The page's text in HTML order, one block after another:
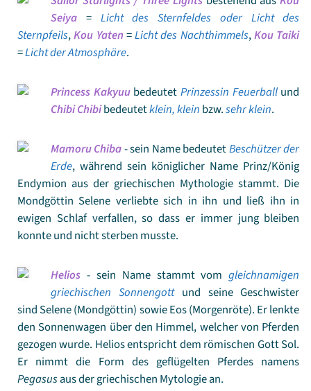
Seiya= Licht des Sternfeldes oder Licht des
Sternpfeils,Kou Yaten =Licht des Nachthimmels,Kou Taiki
=Licht der Atmosphäre.
Princess Kakyuubedeutet Prinzessin Feuerballund
Chibi Chibibedeutetklein, klein bzw.sehr klein.
Mamoru Chiba- sein Name bedeutetBeschützer der
Erde, während sein königlicher Name Prinz/König
Endymion aus der griechischen Mythologie stammt. Die
Mondgöttin Selene verliebte sich in ihn und ließ ihn in
ewigen Schlaf verfallen, so dass er immer jung bleiben
konnte und nicht sterben musste.
Helios- sein Name stammt vomgleichnamigen
griechischen Sonnengottund seine Geschwister
sind Selene (Mondgöttin) sowie Eos (Morgenröte). Er lenkte
den Sonnenwagen über den Himmel, welcher von Pferden
gezogen wurde. Helios entspricht dem römischen Gott Sol.
Er nimmt die Form des geflügelten Pferdes namens
Pegasusaus der griechischen Mytologie an.